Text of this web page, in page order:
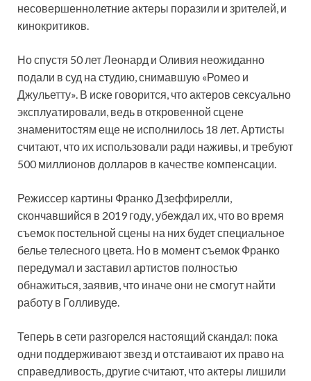
несовершеннолетние актеры поразили и зрителей, и
кинокритиков.
Но спустя 50 лет Леонард и Оливия неожиданно
подали в суд на студию, снимавшую «Ромео и
Джульетту». В иске говорится, что актеров сексуально
эксплуатировали, ведь в откровенной сцене
знаменитостям еще не исполнилось 18 лет. Артисты
считают, что их использовали ради наживы, и требуют
500 миллионов долларов в качестве компенсации.
Режиссер картины Франко Дзеффирелли,
скончавшийся в 2019 году, убеждал их, что во время
съемок постельной сцены на них будет специальное
белье телесного цвета. Но в момент съемок Франко
передумал и заставил артистов полностью
обнажиться, заявив, что иначе они не смогут найти
работу в Голливуде.
Теперь в сети разгорелся настоящий скандал: пока
одни поддерживают звезд и отстаивают их право на
справедливость, другие считают, что актеры лишили